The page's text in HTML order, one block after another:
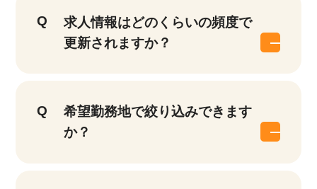
求人情報はどのくらいの頻度で
更新されますか？
希望勤務地で絞り込みできます
か？